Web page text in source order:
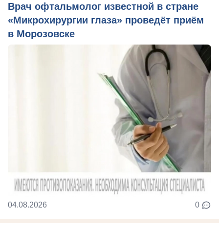
Врач офтальмолог известной в стране
«Микрохирургии глаза» проведёт приём
в Морозовске
04.08.2026 0